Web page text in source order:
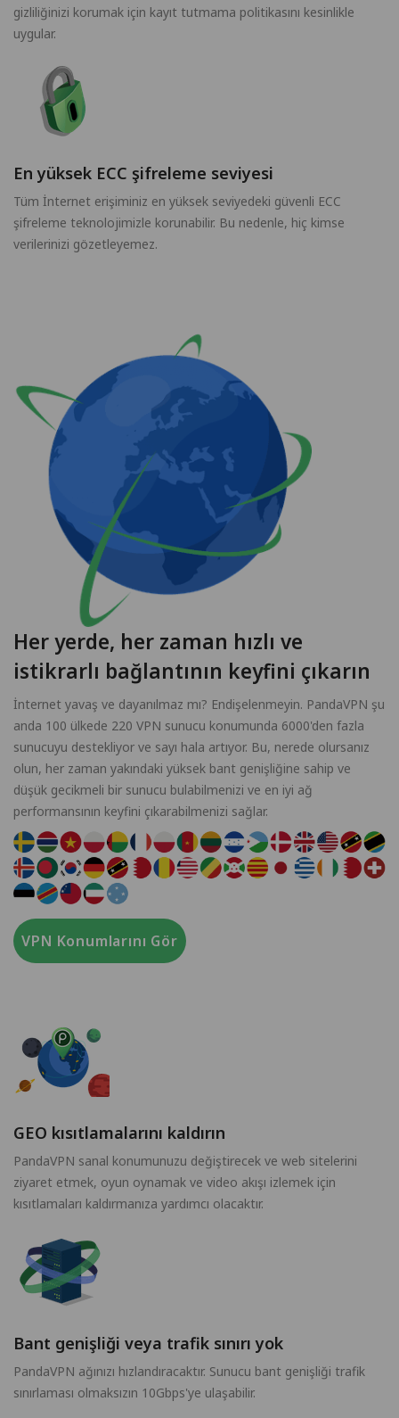
gizliliğinizi korumak için kayıt tutmama politikasını kesinlikle
uygular.
En yüksek ECC şifreleme seviyesi
Tüm İnternet erişiminiz en yüksek seviyedeki güvenli ECC
şifreleme teknolojimizle korunabilir. Bu nedenle, hiç kimse
verilerinizi gözetleyemez.
Her yerde, her zaman hızlı ve
istikrarlı bağlantının keyfini çıkarın
İnternet yavaş ve dayanılmaz mı? Endişelenmeyin. PandaVPN şu
anda 100 ülkede 220 VPN sunucu konumunda 6000'den fazla
sunucuyu destekliyor ve sayı hala artıyor. Bu, nerede olursanız
olun, her zaman yakındaki yüksek bant genişliğine sahip ve
düşük gecikmeli bir sunucu bulabilmenizi ve en iyi ağ
performansının keyfini çıkarabilmenizi sağlar.
VPN Konumlarını Gör
GEO kısıtlamalarını kaldırın
PandaVPN sanal konumunuzu değiştirecek ve web sitelerini
ziyaret etmek, oyun oynamak ve video akışı izlemek için
kısıtlamaları kaldırmanıza yardımcı olacaktır.
Bant genişliği veya trafik sınırı yok
PandaVPN ağınızı hızlandıracaktır. Sunucu bant genişliği trafik
sınırlaması olmaksızın 10Gbps'ye ulaşabilir.